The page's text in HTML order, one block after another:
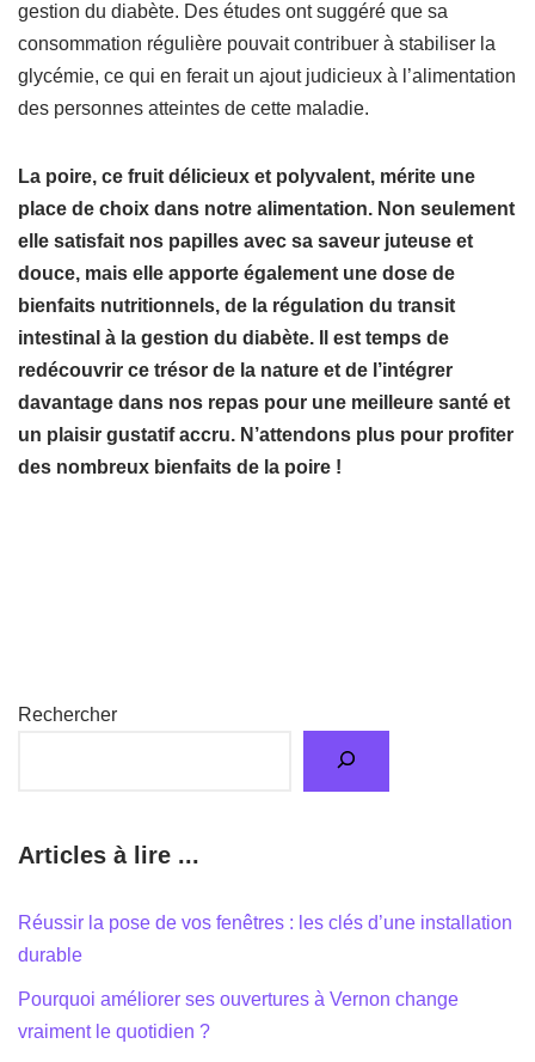
gestion du diabète. Des études ont suggéré que sa
consommation régulière pouvait contribuer à stabiliser la
glycémie, ce qui en ferait un ajout judicieux à l’alimentation
des personnes atteintes de cette maladie.
La poire, ce fruit délicieux et polyvalent, mérite une
place de choix dans notre alimentation. Non seulement
elle satisfait nos papilles avec sa saveur juteuse et
douce, mais elle apporte également une dose de
bienfaits nutritionnels, de la régulation du transit
intestinal à la gestion du diabète. Il est temps de
redécouvrir ce trésor de la nature et de l’intégrer
davantage dans nos repas pour une meilleure santé et
un plaisir gustatif accru. N’attendons plus pour profiter
des nombreux bienfaits de la poire !
Rechercher
Articles à lire ...
Réussir la pose de vos fenêtres : les clés d’une installation
durable
Pourquoi améliorer ses ouvertures à Vernon change
vraiment le quotidien ?